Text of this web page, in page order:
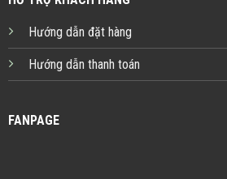
Hướng dẫn đặt hàng
Hướng dẫn thanh toán
FANPAGE